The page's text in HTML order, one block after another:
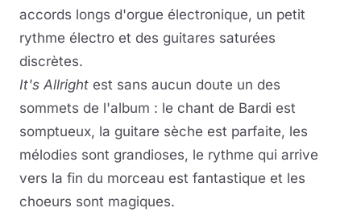
accords longs d'orgue électronique, un petit
rythme électro et des guitares saturées
discrètes.
It's Allright est sans aucun doute un des
sommets de l'album : le chant de Bardi est
somptueux, la guitare sèche est parfaite, les
mélodies sont grandioses, le rythme qui arrive
vers la fin du morceau est fantastique et les
choeurs sont magiques.